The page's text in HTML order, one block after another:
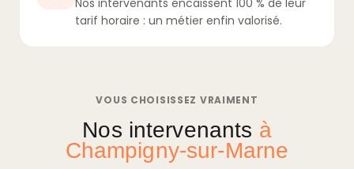
tarif horaire : un métier enfin valorisé.
VOUS CHOISISSEZ VRAIMENT
Nos intervenants à
Champigny-sur-Marne